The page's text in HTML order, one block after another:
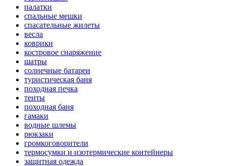
палатки
спальные мешки
спасательные жилеты
весла
коврики
костровое снаряжение
шатры
солнечные батареи
туристическая баня
походная печка
тенты
походная баня
гамаки
водные шлемы
рюкзаки
громкоговорители
термосумки и изотермические контейнеры
защитная одежда